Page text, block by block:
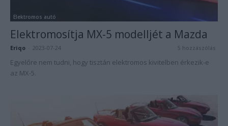
Elektromos autó
Elektromosítja MX-5 modelljét a Mazda
Eriqo 2023-07-24 5 hozzászólás
Egyelőre nem tudni, hogy tisztán elektromos kivitelben érkezik-e
az MX-5.